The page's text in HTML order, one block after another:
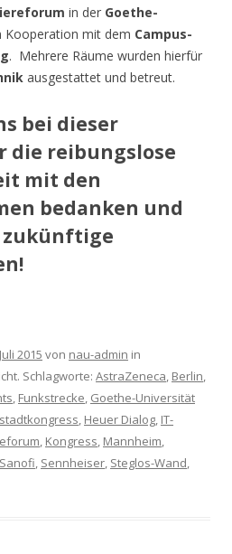
in der Goethe-
Kooperation mit dem Campus-
. Mehrere Räume wurden hierfür
ausgestattet und betreut.
bei dieser
die reibungslose
mit den
bedanken und
2015 von nau-admin in
Schlagworte: AstraZeneca, Berlin,
, Funkstrecke, Goethe-Universität
, Heuer Dialog, IT-
, Kongress, Mannheim,
Sanofi, Sennheiser, Steglos-Wand,